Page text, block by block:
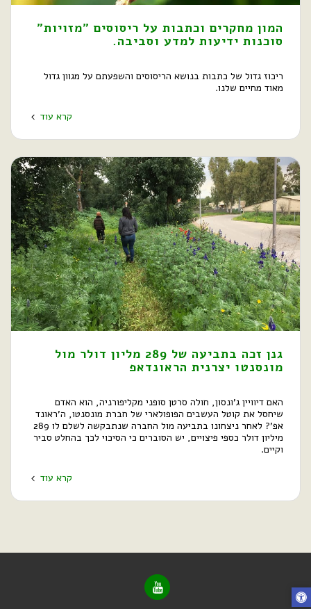
המון מחקרים וכתבות על ריסוסים "מזויות"
סוכנות ידיעות למדע וסביבה.
ריכוז גדול של כתבות בנושא הריסוסים והשפעתם על מגוון גדול
מאוד מחיים שלנו.
קרא עוד
גנן זכה בתביעה של 289 מליון דולר מול
מונסנטו יצרנית הראונדאפ
האם דיוויין ג’ונסון, חולה סרטן סופני מקליפורניה, הוא האדם
שיחסל את קוטל העשבים הפופולארי של חברת מונסנטו, ה’ראונד
אפ’? לאחר ניצחונו בתביעה מול החברה שנתבקשה לשלם לו 289
מיליון דולר כספי פיצויים, יש הסוברים כי הסיכוי לכך בהחלט סביר
וקיים.
קרא עוד